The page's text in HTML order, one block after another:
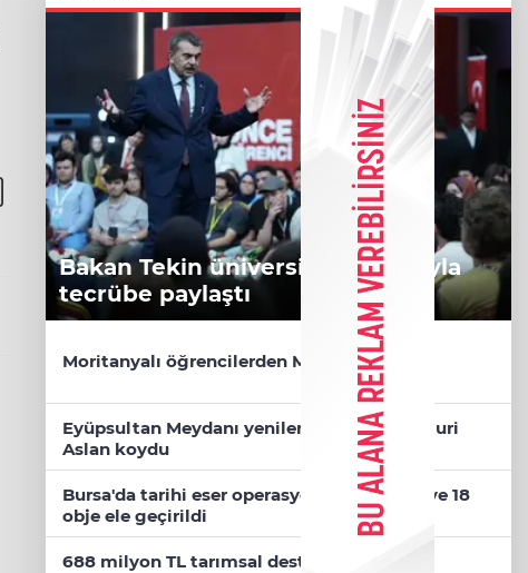
Bakan Tekin üniversite adaylarıyla
tecrübe paylaştı
Moritanyalı öğrencilerden MEB'e ziyaret
Eyüpsultan Meydanı yenileniyor... İlk taşı Nuri
Aslan koydu
Bursa'da tarihi eser operasyonu! 273 sikke ve 18
obje ele geçirildi
688 milyon TL tarımsal destek hesaplarda